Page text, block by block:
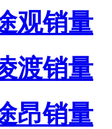
观销量
渡销量
昂销量